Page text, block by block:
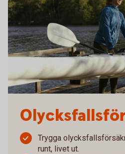
Trygga
runt, livet ut.